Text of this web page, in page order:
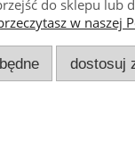
2025. Luxmal.
do sklepu lub
w naszej
dostosuj